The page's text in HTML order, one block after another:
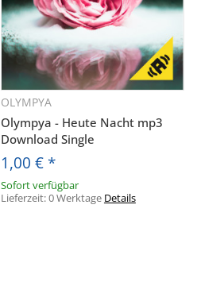
OLYMPYA
Olympya - Heute Nacht mp3
Download Single
1,00 € *
Sofort verfügbar
Lieferzeit:0 Werktage Details